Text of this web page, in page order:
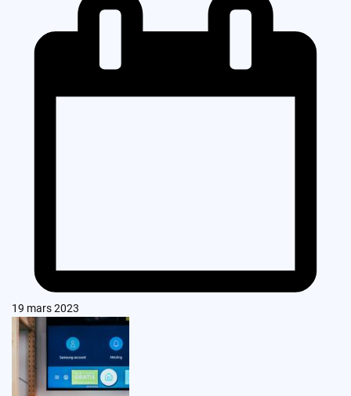
19 mars 2023